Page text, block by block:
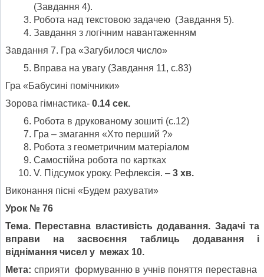
(Завдання 4).
Робота над текстовою задачею (Завдання 5).
Завдання з логічним навантаженням
Завдання 7. Гра «Загубилося число»
Вправа на увагу (Завдання 11, с.83)
Гра «Бабусині помічники»
Зорова гімнастика- 0.14 сек.
Робота в друкованому зошиті (с.12)
Гра – змагання «Хто перший ?»
Робота з геометричним матеріалом
Самостійна робота по картках
V. Підсумок уроку. Рефлексія. – 3 хв.
Виконання пісні «Будем рахувати»
Урок № 76
Тема. Переставна властивість додавання. Задачі та
вправи на засвоєння таблиць додавання і
віднімання чисел у межах 10.
Мета: сприяти формуванню в учнів поняття переставна